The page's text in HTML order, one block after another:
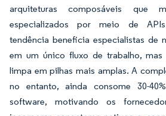
arquiteturas composáveis que
especializados por meio de
tendência beneficia especialistas de
em um único fluxo de trabalho,
limpa em pilhas mais amplas. A
no entanto, ainda consome 30-
software, motivando os